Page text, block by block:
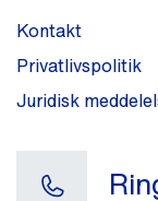
Kontakt
Privatlivspolitik
Juridisk